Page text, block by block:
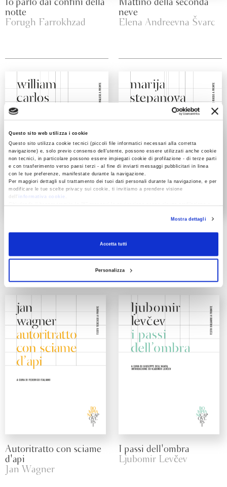
Questo sito web utilizza i cookie
Questo sito utilizza cookie tecnici (piccoli file informatici necessari alla corretta
navigazione) e, solo previo consenso dell’utente, possono essere utilizzati anche cookie
non tecnici, in particolare possono essere impiegati cookie di profilazione - di terze parti
e con trasferimento verso paesi terzi - al fine di inviarti messaggi pubblicitari in linea
con le tue preferenze, manifestate durante la navigazione.
Per maggiori dettagli sul trattamento dei tuoi dati personali durante la navigazione, e per
modificare le tue scelte privacy sui cookie, ti invitiamo a prendere visione
dell’
informativa cookie
RevocaMostra dettagli
Accetta tutti
Personalizza
Io parlo dai confini della
notte
Forugh Farrokhzad
Mattino della seconda
neve
Elena Andreevna Švarc
William Carlos Williams
Marija Stepanova
Autoritratto con sciame
d'api
Jan Wagner
I passi dell'ombra
Ljubomir Levčev